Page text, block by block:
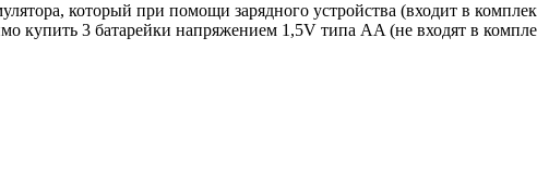
который при помощи зарядного устройства (входит в
купить 3 батарейки напряжением 1,5V типа AA (не входят в